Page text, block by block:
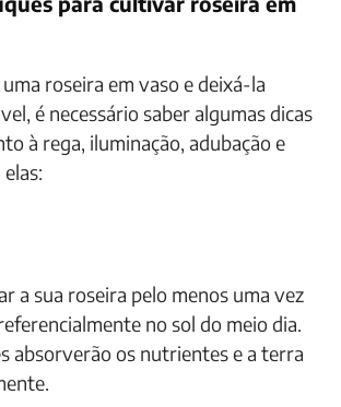
roseira em vaso e deixá-la
é necessário saber algumas dicas
à rega, iluminação, adubação e
a sua roseira pelo menos uma vez
no sol do meio dia.
absorverão os nutrientes e a terra